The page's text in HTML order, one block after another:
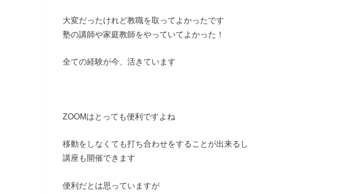
大変だったけれど教職を取ってよかったです
塾の講師や家庭教師をやっていてよかった！
全ての経験が今、活きています
ZOOMはとっても便利ですよね
移動をしなくても打ち合わせをすることが出来るし
講座も開催できます
便利だとは思っていますが